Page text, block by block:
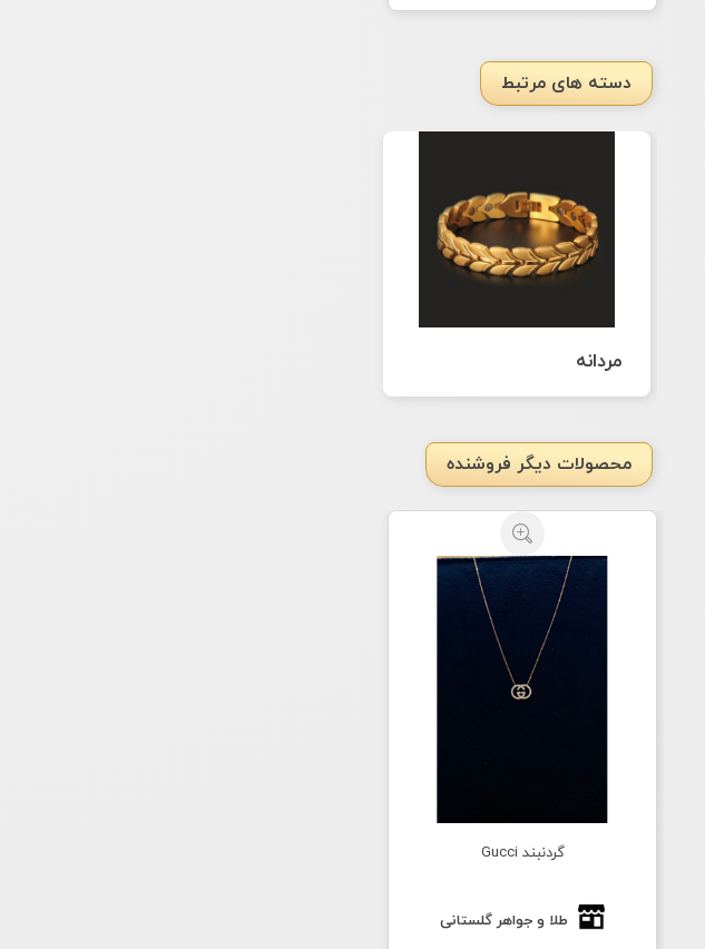
دسته های مرتبط
مردانه
محصولات دیگر فروشنده
گردنبند Gucci
طلا و جواهر گلستانی